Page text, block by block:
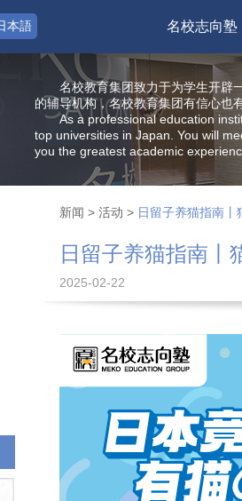
本語 名校志向塾
名校教育集团致力于为学生开辟
的辅导机构，名校教育集团有信心也
As a professional education
top universities in Japan. You will
you the greatest academic experienc
新闻 > 活动 > 日留子养猫指南丨
日留子养猫指南丨
2025-02-22